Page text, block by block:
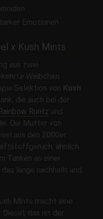
Emotionen
x Kush Mints
aus zwei
Weibchen
Selektion von Kush
die auch bei der
Runtz und
Die Mutter von
aus den 2000er
ähnlich
Tanken an einer
lange nachhallt und
Mints macht eine
das ist der